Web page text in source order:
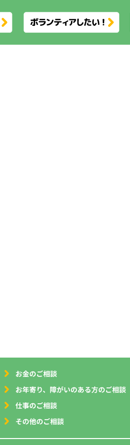
お金のご相談
お年寄り、障がいのある方のご相談
仕事のご相談
その他のご相談